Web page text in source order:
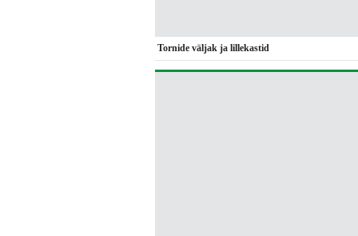
Tornide väljak ja lillekastid